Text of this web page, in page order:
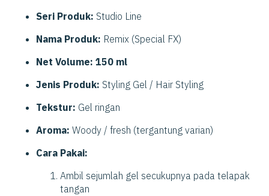
Seri Produk: Studio Line
Nama Produk: Remix (Special FX)
Net Volume: 150 ml
Jenis Produk: Styling Gel / Hair Styling
Tekstur: Gel ringan
Aroma: Woody / fresh (tergantung varian)
Cara Pakai:
Ambil sejumlah gel secukupnya pada telapak
tangan